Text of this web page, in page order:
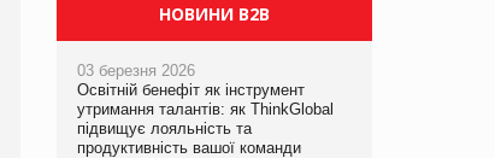
НОВИНИ B2B
03 березня 2026
Освітній бенефіт як інструмент
утримання талантів: як ThinkGlobal
підвищує лояльність та
продуктивність вашої команди